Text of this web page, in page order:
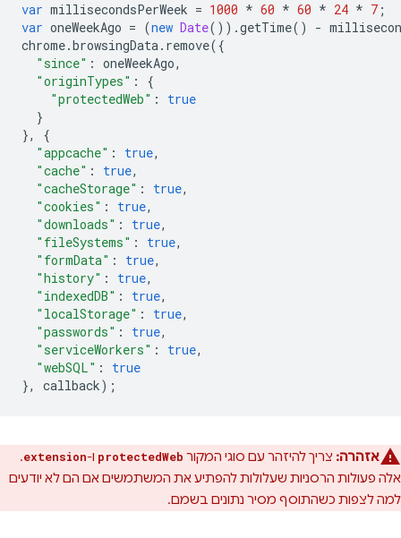
var millisecondsPerWeek = 1000 * 60 * 60 * 24 * 7 ;
var oneWeekAgo = (new Date()).getTime() -
chrome.browsingData. remove({
"since" : oneWeekAgo,
"originTypes" :
{
"protectedWeb" :
true
}
},
{
"appcache" : true,
"cache" : true,
"cacheStorage" : true,
"cookies" : true,
"downloads" : true,
"fileSystems" : true,
"formData" : true,
"history" : true,
"indexedDB" : true,
"localStorage" : true,
"passwords" : true,
"serviceWorkers" : true,
"webSQL" :
true
},
callback);
אזהרה: צריך להיזהר עם סוגי המקור protectedWeb ו-extension
.
אלה פעולות הרסניות שעלולות להפתיע את המשתמשים אם הם לא יודעים
למה לצפות כשהתוסף מסיר נתונים בשמם.